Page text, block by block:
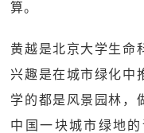
算。
黄越是北京大学生命
兴趣是在城市绿化中
学的都是风景园林，
中国一块城市绿地